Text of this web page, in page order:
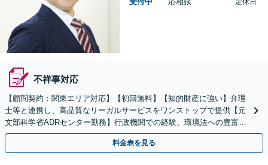
定休日
不祥事対応
【顧問契約：関東エリア対応】【初回無料】【知的財産に強い】弁理
士等と連携し、高品質なリーガルサービスをワンストップで提供【元
文部科学省ADRセンター勤務】行政機関での経験、環境法への豊富な
知識を活かし、事業者さまの抱える問題を解決へ導きます
料金表を見る